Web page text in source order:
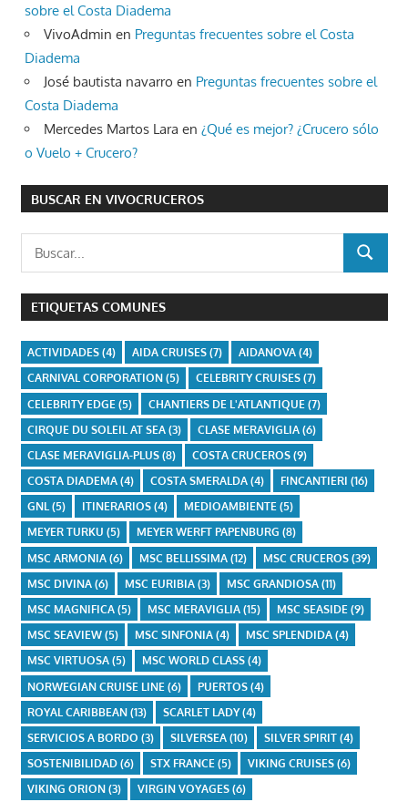
sobre el Costa Diadema
VivoAdmin en Preguntas frecuentes sobre el Costa
Diadema
José bautista navarro en Preguntas frecuentes sobre el
Costa Diadema
Mercedes Martos Lara en ¿Qué es mejor? ¿Crucero sólo
o Vuelo + Crucero?
BUSCAR EN VIVOCRUCEROS
BUSCAR
ETIQUETAS COMUNES
ACTIVIDADES(4) AIDA CRUISES(7) AIDANOVA(4)
CARNIVAL CORPORATION(5) CELEBRITY CRUISES(7)
CELEBRITY EDGE (5) CHANTIERS DE L'ATLANTIQUE (7)
CIRQUE DU SOLEIL AT SEA(3) CLASE MERAVIGLIA(6)
CLASE MERAVIGLIA-PLUS(8) COSTA CRUCEROS(9)
COSTA DIADEMA(4) COSTA SMERALDA(4) FINCANTIERI (16)
GNL(5) ITINERARIOS(4) MEDIOAMBIENTE(5)
MEYER TURKU (5) MEYER WERFT PAPENBURG (8)
MSC ARMONIA(6) MSC BELLISSIMA(12) MSC CRUCEROS(39)
MSC DIVINA(6) MSC EURIBIA(3) MSC GRANDIOSA(11)
MSC MAGNIFICA(5) MSC MERAVIGLIA(15) MSC SEASIDE(9)
MSC SEAVIEW(5) MSC SINFONIA(4) MSC SPLENDIDA(4)
MSC VIRTUOSA(5) MSC WORLD CLASS(4)
NORWEGIAN CRUISE LINE (6) PUERTOS(4)
ROYAL CARIBBEAN(13) SCARLET LADY(4)
SERVICIOS A BORDO (3) SILVERSEA(10) SILVER SPIRIT(4)
SOSTENIBILIDAD(6) STX FRANCE(5) VIKING CRUISES(6)
VIKING ORION(3) VIRGIN VOYAGES(6)